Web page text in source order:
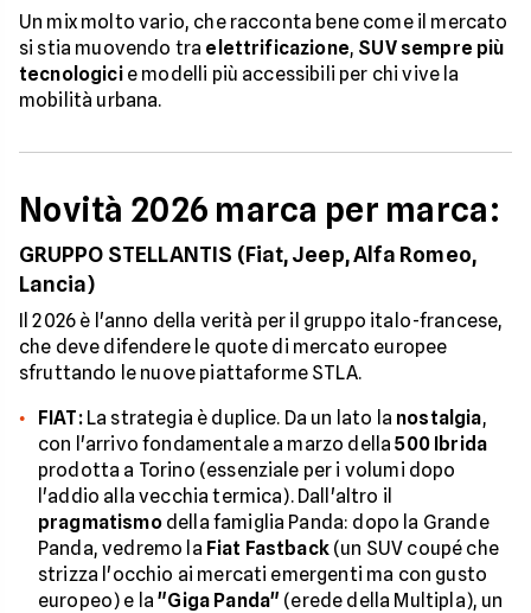
Un mix molto vario, che racconta bene come il mercato
si stia muovendo tra elettrificazione, SUV sempre più
tecnologicie modelli più accessibili per chi vive la
mobilità urbana.
Novità 2026 marca per marca:
GRUPPO STELLANTIS (Fiat, Jeep, Alfa Romeo,
Lancia)
Il 2026 è l'anno della verità per il gruppo italo-francese,
che deve difendere le quote di mercato europee
sfruttando le nuove piattaforme STLA.
FIAT:La strategia è duplice. Da un lato la nostalgia,
con l'arrivo fondamentale a marzo della500 Ibrida
prodotta a Torino (essenziale per i volumi dopo
l'addio alla vecchia termica). Dall'altro il
pragmatismodella famiglia Panda: dopo la Grande
Panda, vedremo la Fiat Fastback(un SUV coupé che
strizza l'occhio ai mercati emergenti ma con gusto
europeo) e la"Giga Panda" (erede della Multipla), un